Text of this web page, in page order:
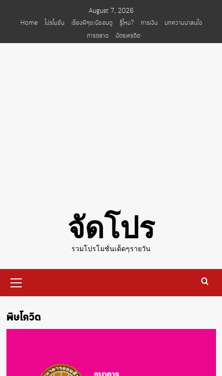
August 7, 2026
Home
โปรโมชั่น เรื่องผีๆชะนีชอบดู รู้ไหม? การเงิน
บทความน่าสนใจ
การตลาด
บัตรเครดิต
จัดโปร
รวมโปรโมชั่นเด็ดๆรายวัน
Menu
พิษโควิด